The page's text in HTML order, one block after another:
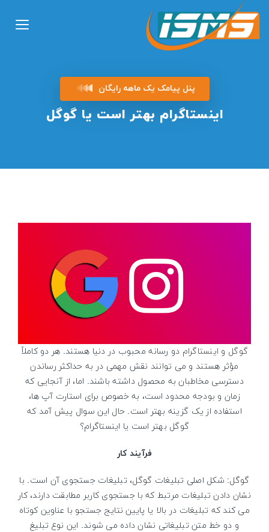
پنل پیامک یک ماهه رایگان
اینستاگرام بهتر است یا گوگل
گوگل و اینستاگرام دو رسانه محبوب در دنیا هستند. هر دو کاملاً
مؤثر هستند و می توانند نقش مهمی در به حداکثر رساندن
دسترسی مخاطبان به محصول داشته باشند. اما، از آنجایی که
زمان و بودجه محدود است، به خصوص برای استارت آپ ها،
استفاده از یک گزینه بهتر است. حال این سوال پیش آمد که
گوگل بهتر است یا اینستاگرام؟
فرآیند کار
گوگل: شکل اصلی تبلیغات گوگل، تبلیغات جستجوی آن است. با
نشان دادن تبلیغات مرتبط که با جستجوی کاربر مطابقت دارند، کار
می کند که تبلیغات در بالا یا پایین نتایج جستجو با عناوین کوتاه
و دو خط متن تبلیغاتی نشان داده می شوند. این نوع تبلیغ